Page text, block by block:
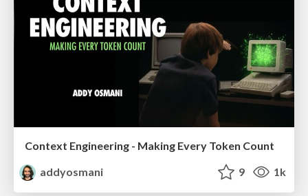
Context Engineering - Making Every Token Count
addyosmani
9 1k